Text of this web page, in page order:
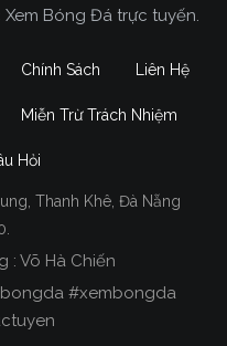
Bóng Đá
sóng bóng đá trực
Website được nhiều
nhất phải kể đến
Bóng Đá trực tuyến.
Chính Sách Liên Hệ
Miễn Trừ Trách Nhiệm
Hỏi
Thanh Khê, Đà Nẵng
: Võ Hà Chiến
#xembongda